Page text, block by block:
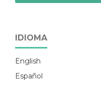
IDIOMA
English
Español